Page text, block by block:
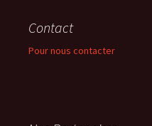
Contact
Pour nous contacter